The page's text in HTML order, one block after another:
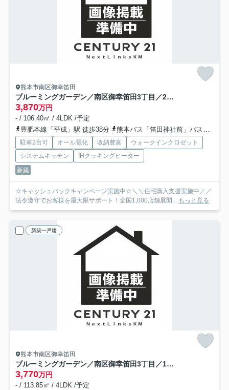
熊本市南区御幸笛田
ブルーミングガーデン／南区御幸笛田3丁目／2号棟
3,870万円
- / 106.40㎡ / 4LDK /予定
豊肥本線「平成」駅 徒歩38分
熊本バス「笛田神社前」バス停下車 徒歩3分
駐車2台可 オール電化 収納豊富
ウォークインクロゼット
システムキッチン
IHクッキングヒーター
新築
☆キャッシュバックキャンペーン実施中☆＼＼住宅購入支援実施中／／
法令遵守でお客様を最大限サポート！全国1,000店舗展開... もっと見る
新築一戸建
熊本市南区御幸笛田
ブルーミングガーデン／南区御幸笛田3丁目／1号棟
3,770万円
- / 113.85㎡ / 4LDK /予定